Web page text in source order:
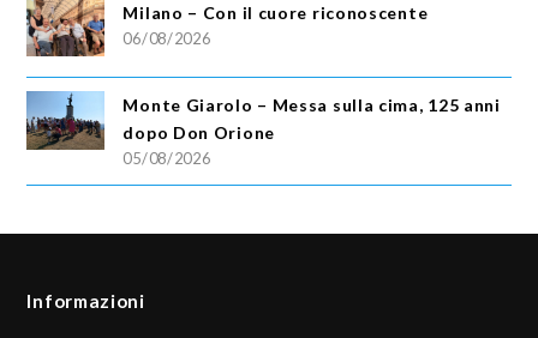
Milano – Con il cuore riconoscente
06/08/2026
Monte Giarolo – Messa sulla cima, 125 anni
dopo Don Orione
05/08/2026
Informazioni